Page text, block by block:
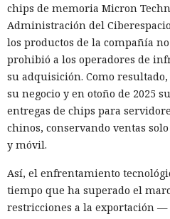
chips de memoria Micron
Administración del
los productos de la compañía
prohibió a los operadores de
su adquisición. Como
su negocio y en otoño de 2025
entregas de chips para
chinos, conservando ventas
y móvil.
Así, el enfrentamiento
tiempo que ha superado el
restricciones a la exportación